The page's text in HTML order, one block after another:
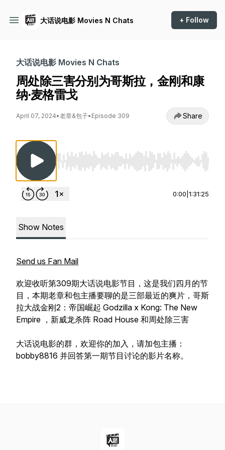
大话说电影 Movies N Chats + Follow
大话说电影 Movies N Chats
周处除三害分别为哥斯拉，金刚和康
纳·麦格雷戈
April 07, 2024•老章&包子• Episode 309 Share
Use Left/Right to seek, Home/End to jump
0:00 1:31:25
Show Notes
Send us Fan Mail
欢迎收听第309期大话说电影节目，这是我们四月的节
目，本期老章和包主播要聊的是三部最近的爽片，哥斯
拉大战金刚2：帝国崛起 Godzilla x Kong: The New
Empire ，新威龙杀阵 Road House‎ 和周处除三害
大话说电影的群，欢迎你的加入，请加包主播：
bobby8816 并回答第一期节目讨论的影片名称。